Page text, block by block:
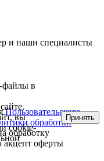
и наши специалисты
Пользовательского
обработки
обработку
акцепт оферты
файлы в
вы
cookie-
Принять